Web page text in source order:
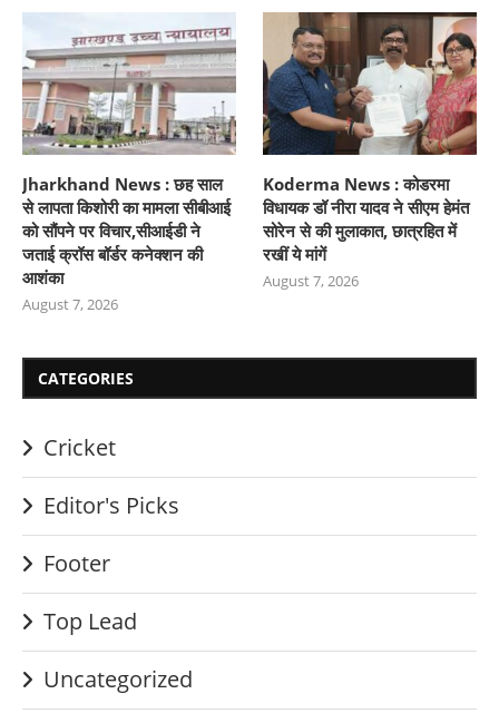
Jharkhand News : छह साल
से लापता किशोरी का मामला सीबीआई
को सौंपने पर विचार,सीआईडी ने
जताई क्रॉस बॉर्डर कनेक्शन की
आशंका
August 7, 2026
Koderma News : कोडरमा
विधायक डॉ नीरा यादव ने सीएम हेमंत
सोरेन से की मुलाकात, छात्रहित में
रखीं ये मांगें
August 7, 2026
CATEGORIES
Cricket
Editor's Picks
Footer
Top Lead
Uncategorized